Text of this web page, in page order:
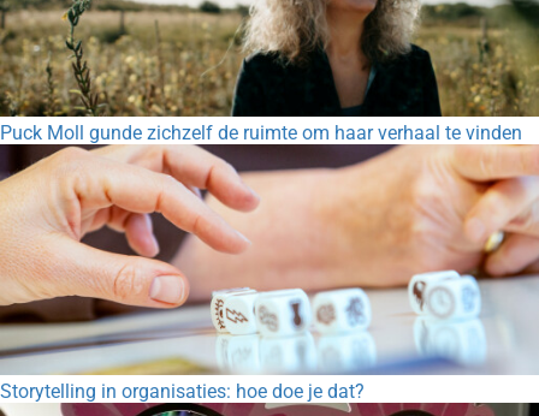
Puck Moll gunde zichzelf de ruimte om haar verhaal te vinden
Storytelling in organisaties: hoe doe je dat?